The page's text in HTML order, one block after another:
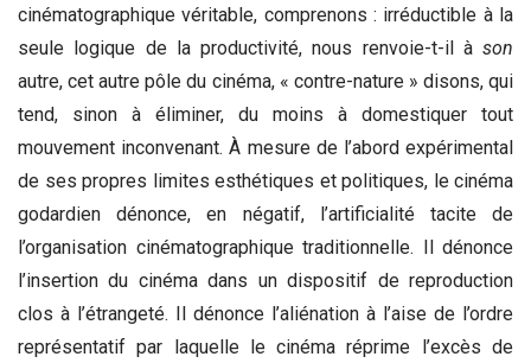
cinématographique véritable, comprenons : irréductible à la
seule logique de la productivité, nous renvoie-t-il à son
autre, cet autre pôle du cinéma, « contre-nature » disons, qui
tend, sinon à éliminer, du moins à domestiquer tout
mouvement inconvenant. À mesure de l’abord expérimental
de ses propres limites esthétiques et politiques, le cinéma
godardien dénonce, en négatif, l’artificialité tacite de
l’organisation cinématographique traditionnelle. Il dénonce
l’insertion du cinéma dans un dispositif de reproduction
clos à l’étrangeté. Il dénonce l’aliénation à l’aise de l’ordre
représentatif par laquelle le cinéma réprime l’excès de